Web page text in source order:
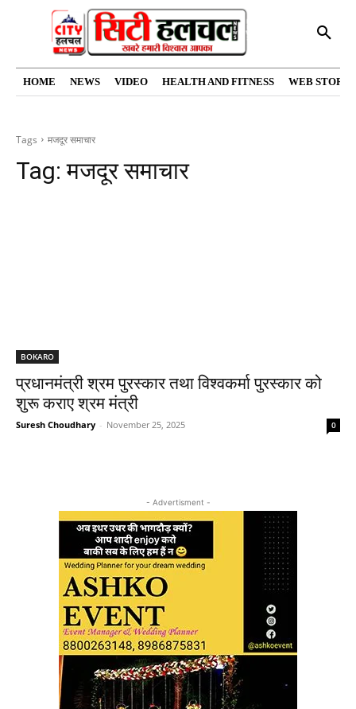
HOME NEWS VIDEO HEALTH AND FITNESS WEB
Tags मजदूर समाचार
Tag:मजदूर समाचार
BOKARO
प्रधानमंत्री श्रम पुरस्कार तथा विश्वकर्मा पुरस्कार को
शुरू कराए श्रम मंत्री
Suresh Choudhary - November 25, 2025 0
- Advertisment -